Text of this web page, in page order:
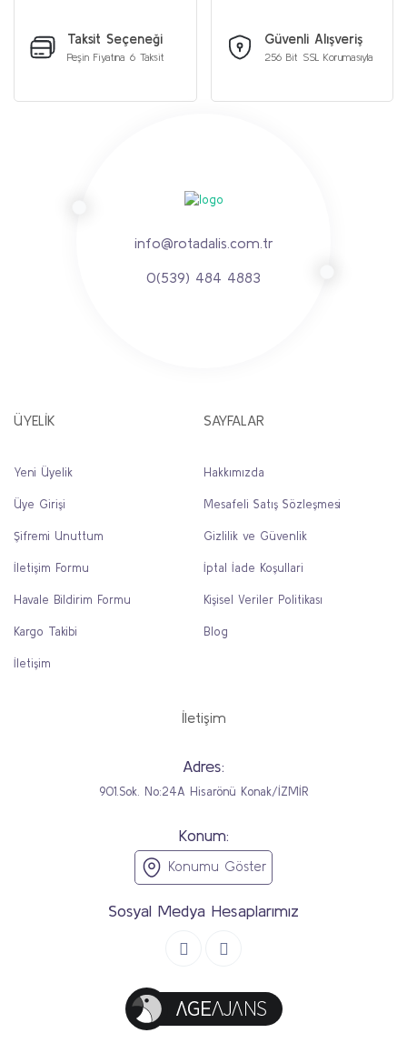
Taksit Seçeneği
Peşin Fiyatına 6 Taksit
Güvenli Alışveriş
256 Bit SSL Korumasıyla
info@rotadalis.com.tr
0(539) 484 4883
ÜYELİK
Yeni Üyelik
Üye Girişi
Şifremi Unuttum
İletişim Formu
Havale Bildirim Formu
Kargo Takibi
İletişim
SAYFALAR
Hakkımızda
Mesafeli Satış Sözleşmesi
Gizlilik ve Güvenlik
İptal İade Koşullari
Kişisel Veriler Politikası
Blog
İletişim
Adres:
901.Sok. No:24A Hisarönü Konak/İZMİR
Konum:
Konumu Göster
Sosyal Medya Hesaplarımız